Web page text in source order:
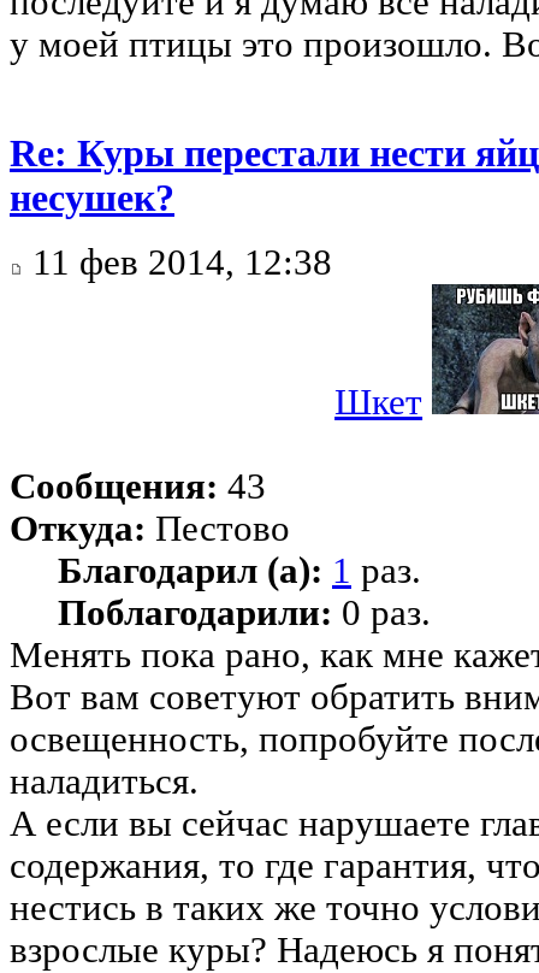
у моей птицы это произошло.
Re: Куры перестали нести
несушек?
11 фев 2014, 12:38
Шкет
Сообщения: 43
Откуда: Пестово
Благодарил (а): 1 раз.
Поблагодарили: 0 раз.
Менять пока рано, как мне
Вот вам советуют обратить
освещенность, попробуйте
наладиться.
А если вы сейчас нарушаете
содержания, то где гарантия,
нестись в таких же точно
взрослые куры? Надеюсь я